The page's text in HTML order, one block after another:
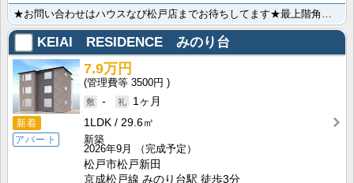
KEIAI RESIDENCE みのり台
新着
アパート
7.9万円
3500円
-
1ヶ月
1LDK
29.6㎡
新築
2026年9月
（完成予定）
松戸市松戸新田
京成松戸線 みのり台駅 徒歩3分